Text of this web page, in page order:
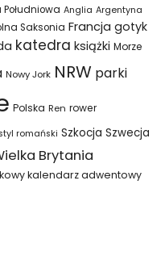
Anglia Argentyna
Saksonia Francja gotyk
katedra książki Morze
Nowy Jork NRW parki
Polska Ren rower
styl romański Szkocja Szwecja
Brytania
kalendarz adwentowy